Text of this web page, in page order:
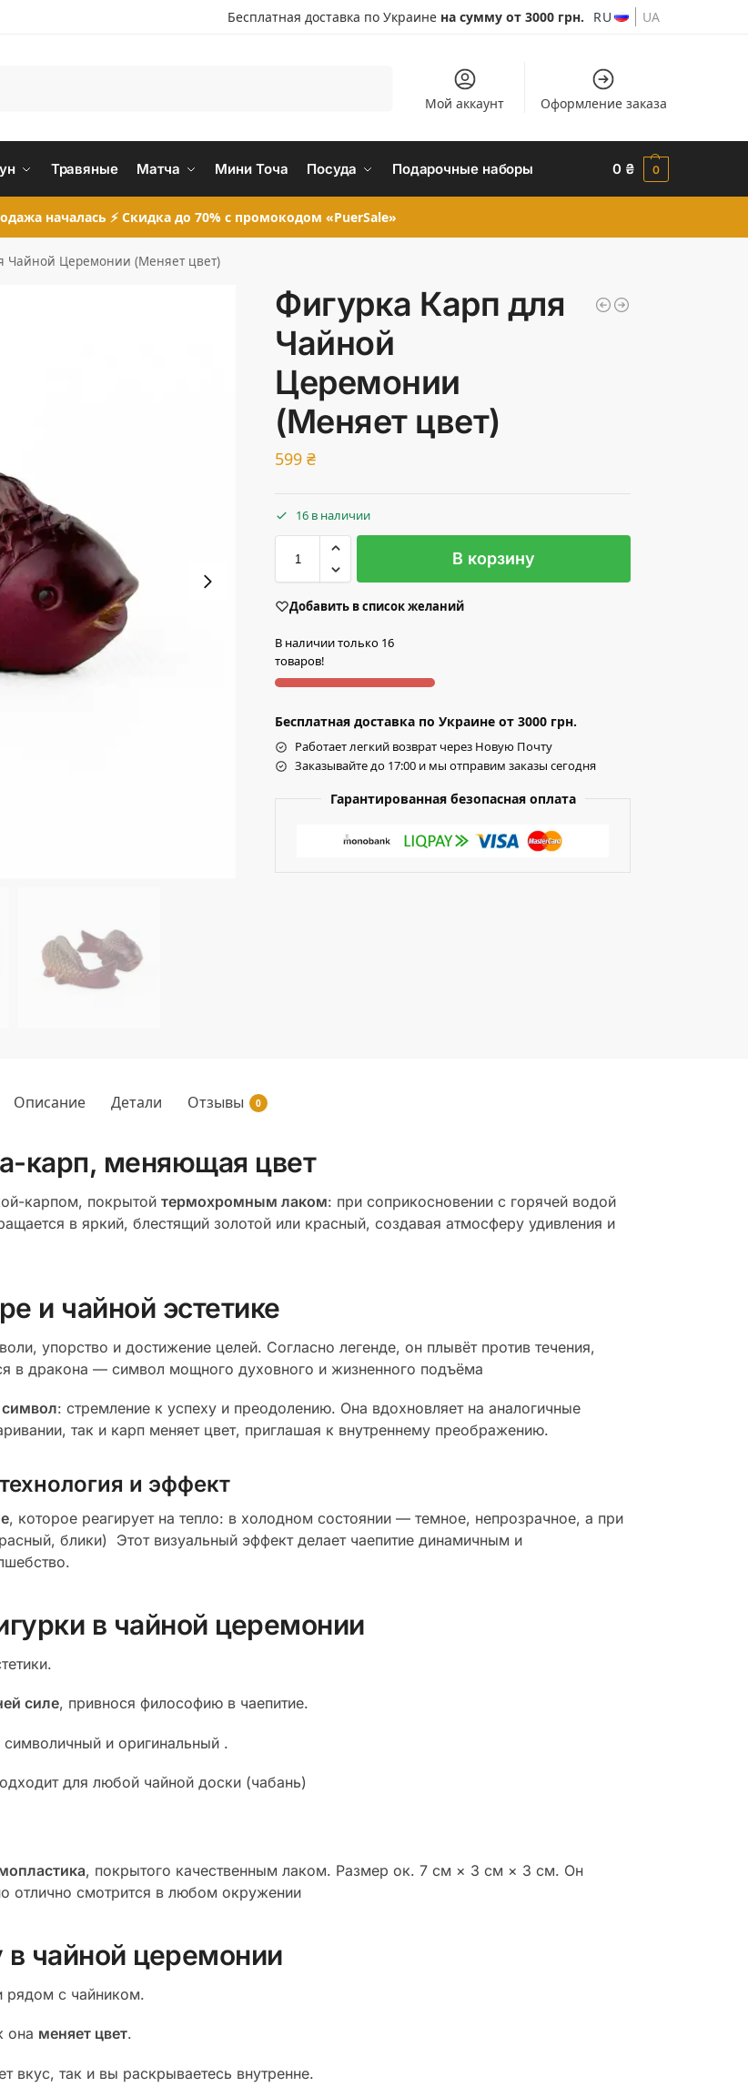
Бесплатная доставка по Украине на сумму от 3000 грн. RU UA
Мой аккаунт Оформление заказа
Травяные Матча Мини Точа Посуда Подарочные наборы 0 ₴ 0
началась ⚡ Скидка до 70% с промокодом «PuerSale»
Чайной Церемонии (Меняет цвет)
Фигурка Карп для
Чайной
Церемонии
(Меняет цвет)
599₴
16 в наличии
В корзину
Добавить в список желаний
В наличии только 16
товаров!
Бесплатная доставка по Украине от 3000 грн.
Работает легкий возврат через Новую Почту
Заказывайте до 17:00 и мы отправим заказы сегодня
Гарантированная безопасная оплата
Описание Детали Отзывы 0
карп, меняющая цвет
карпом, покрытой термохромным лаком: при соприкосновении с горячей водой
в яркий, блестящий золотой или красный, создавая атмосферу удивления и
и чайной эстетике
упорство и достижение целей. Согласно легенде, он плывёт против течения,
в дракона — символ мощного духовного и жизненного подъёма
символ: стремление к успеху и преодолению. Она вдохновляет на аналогичные
так и карп меняет цвет, приглашая к внутреннему преображению.
и эффект
, которое реагирует на тепло: в холодном состоянии — темное, непрозрачное, а при
блики) Этот визуальный эффект делает чаепитие динамичным и
в чайной церемонии
силе, привнося философию в чаепитие.
символичный и оригинальный .
для любой чайной доски (чабань)
, покрытого качественным лаком. Размер ок. 7 см × 3 см × 3 см. Он
отлично смотрится в любом окружении
в чайной церемонии
рядом с чайником.
она меняет цвет.
вкус, так и вы раскрываетесь внутренне.